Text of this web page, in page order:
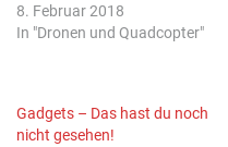
8. Februar 2018
In "Dronen und Quadcopter"
Gadgets – Das hast du noch
nicht gesehen!